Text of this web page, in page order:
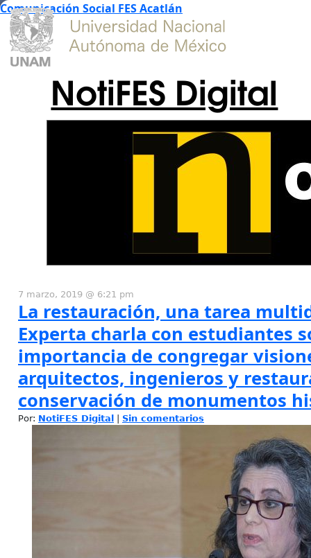
Comunicación Social FES Acatlán
NotiFES Digital
7 marzo, 2019 @ 6:21 pm
La restauración, una tarea
Experta charla con estudiantes
importancia de congregar
arquitectos, ingenieros y
conservación de monumentos
Por: NotiFES Digital Sin comentarios